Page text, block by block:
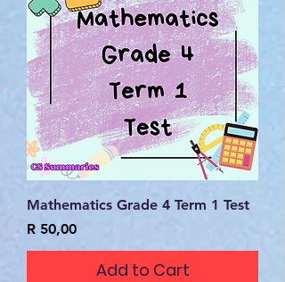
Mathematics Grade 4 Term 1 Test
Price
R 50,00
Add to Cart